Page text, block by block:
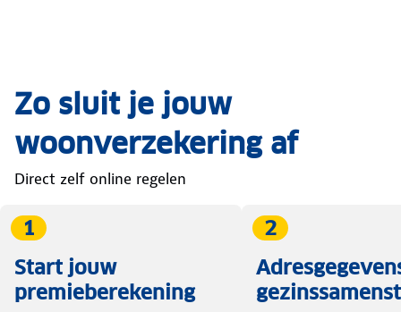
Zo sluit je jouw
woonverzekering af
Direct zelf online regelen
1
Start jouw
premieberekening
2